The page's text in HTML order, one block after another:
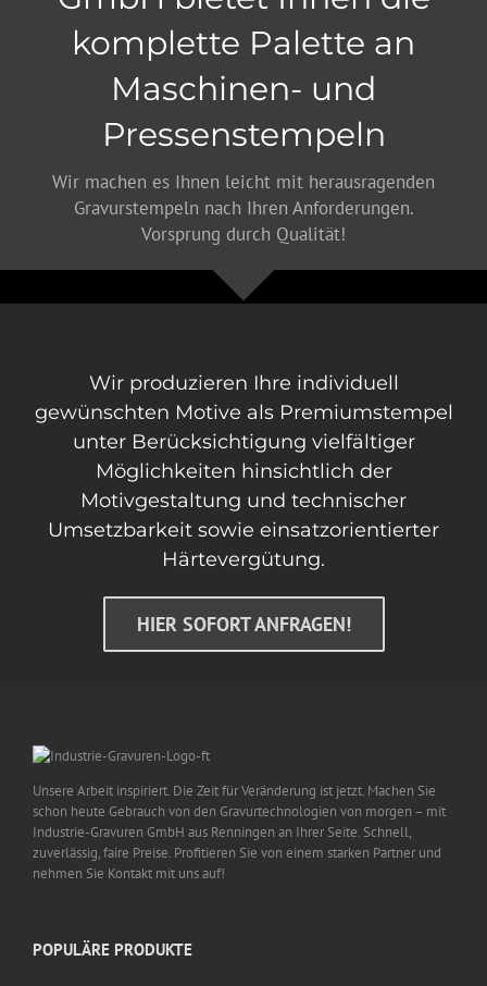
komplette Palette an
Maschinen- und
Pressenstempeln
Wir machen es Ihnen leicht mit herausragenden
Gravurstempeln nach Ihren Anforderungen.
Vorsprung durch Qualität!
Wir produzieren Ihre individuell
gewünschten Motive als Premiumstempel
unter Berücksichtigung vielfältiger
Möglichkeiten hinsichtlich der
Motivgestaltung und technischer
Umsetzbarkeit sowie einsatzorientierter
Härtevergütung.
HIER SOFORT ANFRAGEN!
Unsere Arbeit inspiriert. Die Zeit für Veränderung ist jetzt. Machen Sie
schon heute Gebrauch von den Gravurtechnologien von morgen – mit
Industrie-Gravuren GmbH aus Renningen an Ihrer Seite. Schnell,
zuverlässig, faire Preise. Profitieren Sie von einem starken Partner und
nehmen Sie Kontakt mit uns auf!
POPULÄRE PRODUKTE